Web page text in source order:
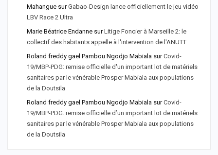
Mahangue surGabao-Design lance officiellement le jeu vidéo
LBV Race 2 Ultra
Marie Béatrice Endanne surLitige Foncier à Marseille 2: le
collectif des habitants appelle à l'intervention de l'ANUTT
Roland freddy gael Pambou Ngodjo Mabiala surCovid-
19/MBP-PDG: remise officielle d'un important lot de matériels
sanitaires par le vénérable Prosper Mabiala aux populations
de la Doutsila
Roland freddy gael Pambou Ngodjo Mabiala surCovid-
19/MBP-PDG: remise officielle d’un important lot de matériels
sanitaires par le vénérable Prosper Mabiala aux populations
de la Doutsila